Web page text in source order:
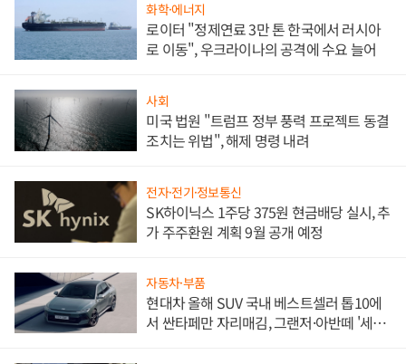
화학·에너지
로이터 "정제연료 3만 톤 한국에서 러시아
로 이동", 우크라이나의 공격에 수요 늘어
사회
미국 법원 "트럼프 정부 풍력 프로젝트 동결
조치는 위법", 해제 명령 내려
전자·전기·정보통신
SK하이닉스 1주당 375원 현금배당 실시, 추
가 주주환원 계획 9월 공개 예정
자동차·부품
현대차 올해 SUV 국내 베스트셀러 톱10에
서 싼타페만 자리매김, 그랜저·아반떼 '세단